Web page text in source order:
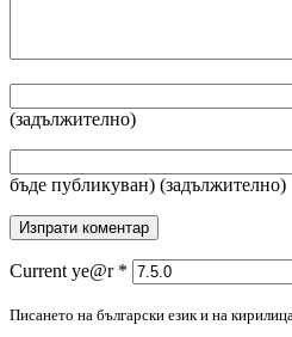
(задължително)
бъде публикуван) (задължително)
Current ye@r *
Писането на български език и на